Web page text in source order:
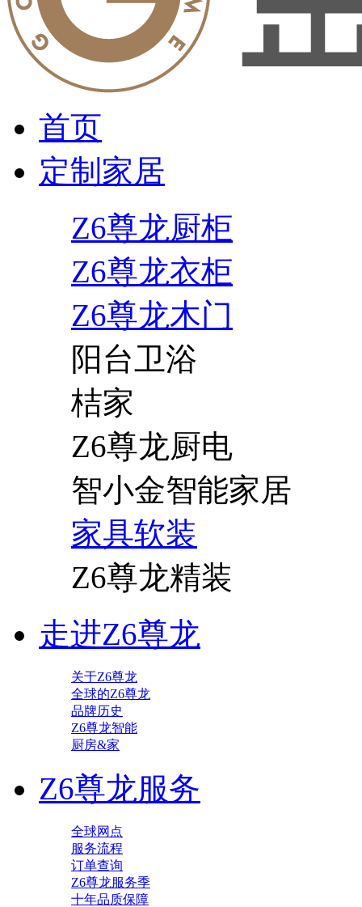
首页
定制家居
Z6尊龙厨柜
Z6尊龙衣柜
Z6尊龙木门
阳台卫浴
桔家
Z6尊龙厨电
智小金智能家居
家具软装
Z6尊龙精装
走进Z6尊龙
关于Z6尊龙
全球的Z6尊龙
品牌历史
Z6尊龙智能
厨房&家
Z6尊龙服务
全球网点
服务流程
订单查询
Z6尊龙服务季
十年品质保障